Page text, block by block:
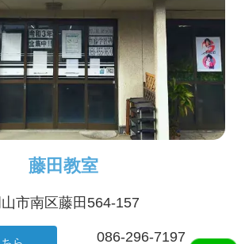
藤田教室
山市南区藤田564-157
086-296-7197